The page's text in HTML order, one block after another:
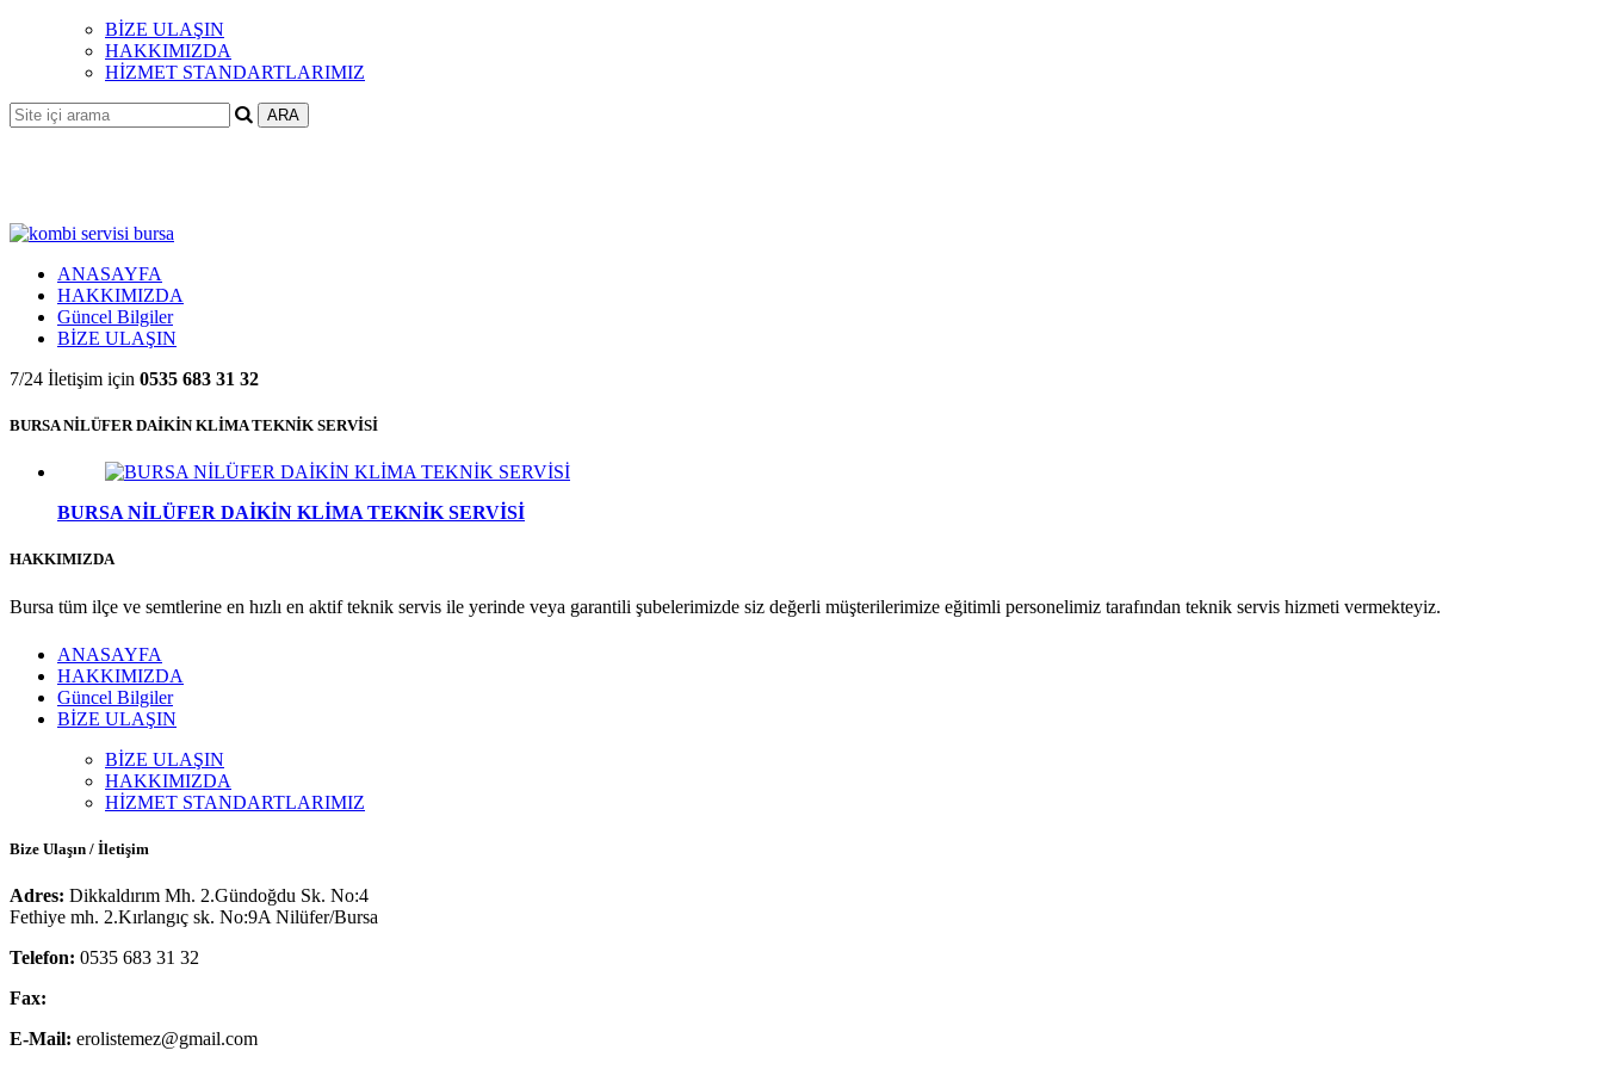
BİZE ULAŞIN
HAKKIMIZDA
HİZMET STANDARTLARIMIZ
ANASAYFA
HAKKIMIZDA
Güncel Bilgiler
BİZE ULAŞIN
7/24 İletişim için 0535 683 31 32
BURSA NİLÜFER DAİKİN KLİMA TEKNİK SERVİSİ
BURSA NİLÜFER DAİKİN KLİMA TEKNİK SERVİSİ
HAKKIMIZDA
Bursa tüm ilçe ve semtlerine en hızlı en aktif teknik servis ile yerinde veya garantili şubelerimizde siz değerli müşterilerimize eğitimli personelimiz tarafından teknik servis hizmeti vermekteyiz.
ANASAYFA
HAKKIMIZDA
Güncel Bilgiler
BİZE ULAŞIN
BİZE ULAŞIN
HAKKIMIZDA
HİZMET STANDARTLARIMIZ
Bize Ulaşın / İletişim
Adres: Dikkaldırım Mh. 2.Gündoğdu Sk. No:4
Fethiye mh. 2.Kırlangıç sk. No:9A Nilüfer/Bursa
Telefon: 0535 683 31 32
Fax:
E-Mail: erolistemez@gmail.com